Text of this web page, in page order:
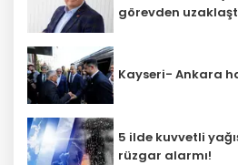
görevden
Kayseri- Ankara
5 ilde kuvvetli
rüzgar alarmı!